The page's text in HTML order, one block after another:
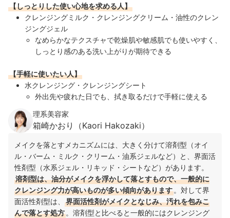
【しっとりした使い心地を求める人】
クレンジングミルク・クレンジングクリーム・油性のクレン
ジングジェル
なめらかなテクスチャで乾燥肌や敏感肌でも使いやすく、
しっとり感のある洗い上がりが期待できる
【手軽に使いたい人】
水クレンジング・クレンジングシート
外出先や疲れた日でも、拭き取るだけで手軽に使える
理系美容家
箱崎かおり（Kaori Hakozaki）
メイクを落とすメカニズムには、大きく分けて溶剤型（オイ
ル・バーム・ミルク・クリーム・油系ジェルなど）と、界面活
性剤型（水系ジェル・リキッド・シートなど）があります。
溶剤型は、油分がメイクを浮かして落とすもので、一般的に
クレンジング力が高いものが多い傾向があります 。対して界
面活性剤型は、
界面活性剤がメイクとなじみ、汚れを包みこ
んで落とす処方 。溶剤型と比べると一般的にはクレンジング